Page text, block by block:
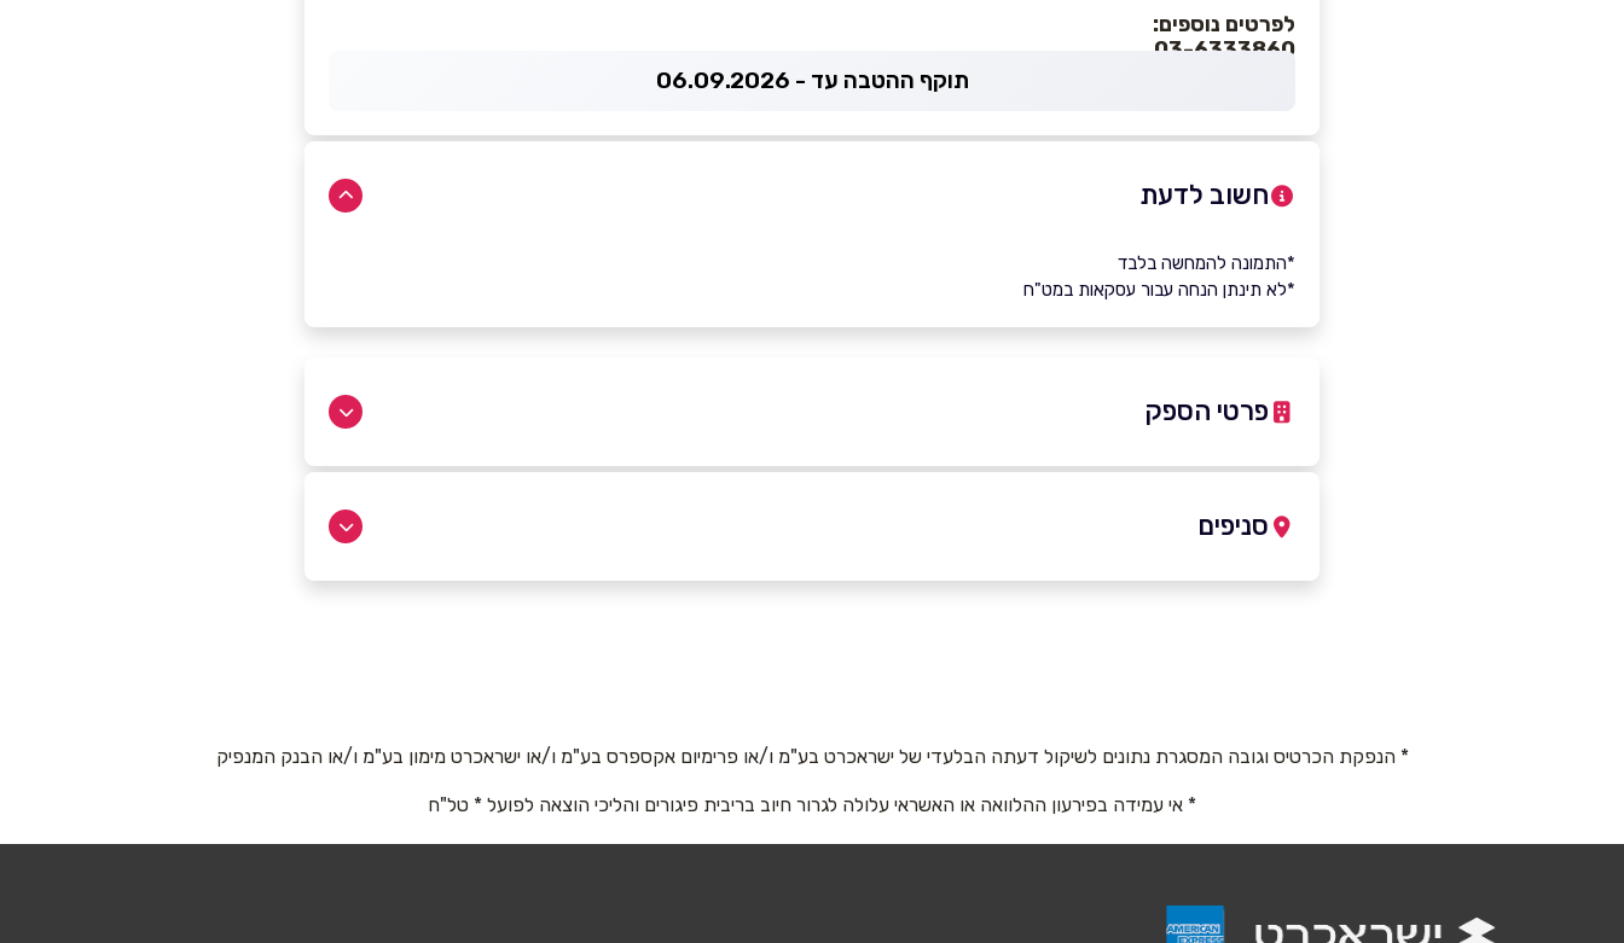
לפרטים נוספים:
03-6333860
תוקף ההטבה עד - 06.09.2026
חשוב לדעת
*התמונה להמחשה בלבד
*לא תינתן הנחה עבור עסקאות במט"ח
פרטי הספק
נושא*
אנא חזרו אלי בקשר ל...
סניפים
* הנפקת הכרטיס וגובה המסגרת נתונים לשיקול דעתה הבלעדי של ישראכרט בע"מ ו/או פרימיום אקספרס בע"מ ו/או ישראכרט מימון בע"מ ו/או הבנק המנפיק
* אי עמידה בפירעון ההלוואה או האשראי עלולה לגרור חיוב בריבית פיגורים והליכי הוצאה לפועל * טל"ח